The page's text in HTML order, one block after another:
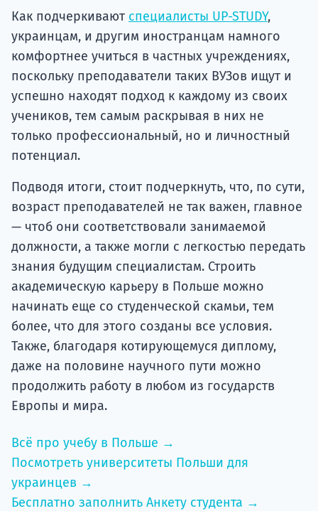
Как подчеркивают специалисты UP-STUDY,
украинцам, и другим иностранцам намного
комфортнее учиться в частных учреждениях,
поскольку преподаватели таких ВУЗов ищут и
успешно находят подход к каждому из своих
учеников, тем самым раскрывая в них не
только профессиональный, но и личностный
потенциал.
Подводя итоги, стоит подчеркнуть, что, по сути,
возраст преподавателей не так важен, главное
— чтоб они соответствовали занимаемой
должности, а также могли с легкостью передать
знания будущим специалистам. Строить
академическую карьеру в Польше можно
начинать еще со студенческой скамьи, тем
более, что для этого созданы все условия.
Также, благодаря котирующемуся диплому,
даже на половине научного пути можно
продолжить работу в любом из государств
Европы и мира.
Всё про учебу в Польше →
Посмотреть университеты Польши для
украинцев →
Бесплатно заполнить Анкету студента →